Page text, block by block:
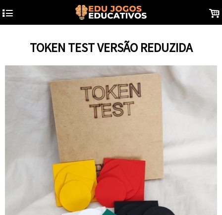
4 .
TOKEN TEST VERSÃO REDUZIDA